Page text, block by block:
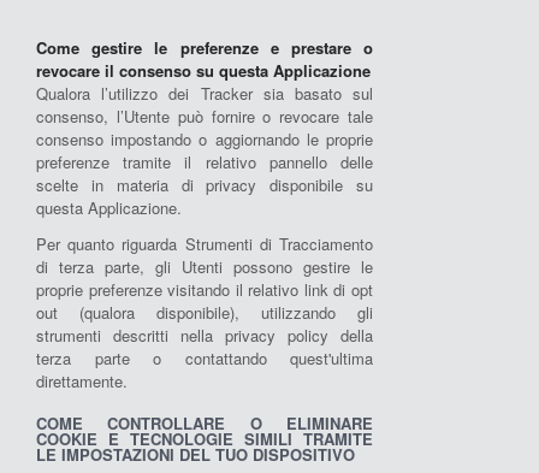
Come gestire le preferenze e prestare o
revocare il consenso su questa Applicazione
Qualora l’utilizzo dei Tracker sia basato sul
consenso, l’Utente può fornire o revocare tale
consenso impostando o aggiornando le proprie
preferenze tramite il relativo pannello delle
scelte in materia di privacy disponibile su
questa Applicazione.
Per quanto riguarda Strumenti di Tracciamento
di terza parte, gli Utenti possono gestire le
proprie preferenze visitando il relativo link di opt
out (qualora disponibile), utilizzando gli
strumenti descritti nella privacy policy della
terza parte o contattando quest'ultima
direttamente.
COME CONTROLLARE O ELIMINARE
COOKIE E TECNOLOGIE SIMILI TRAMITE
LE IMPOSTAZIONI DEL TUO DISPOSITIVO